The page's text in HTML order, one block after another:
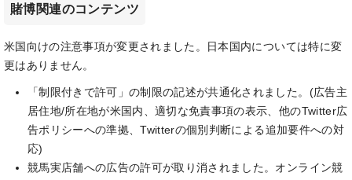
賭博関連のコンテンツ
米国向けの注意事項が変更されました。日本国内については特に変
更はありません。
「制限付きで許可」の制限の記述が共通化されました。(広告主
居住地/所在地が米国内、適切な免責事項の表示、他のTwitter広
告ポリシーへの準拠、Twitterの個別判断による追加要件への対
応)
競馬実店舗への広告の許可が取り消されました。オンライン競